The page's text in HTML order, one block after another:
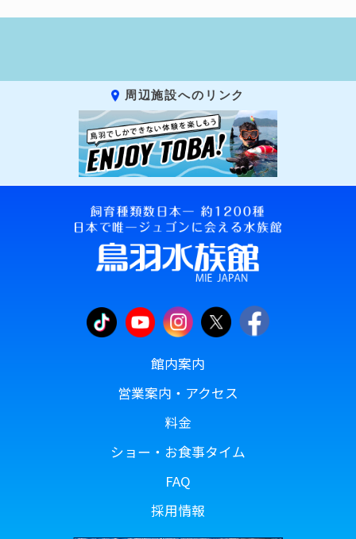
周辺施設へのリンク
館内案内
営業案内・アクセス
料金
ショー・お食事タイム
FAQ
採用情報